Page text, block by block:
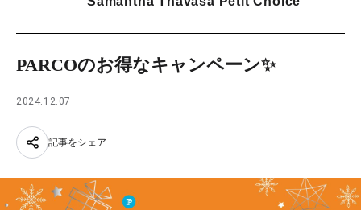
PARCOのお得なキャンペーン✨
2024.12.07
記事をシェア